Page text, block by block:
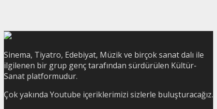
Sinema, Tiyatro, Edebiyat, Müzik ve birçok sanat dalı ile
ilgilenen bir grup genç tarafından sürdürülen Kültür-
Sanat platformudur.
Çok yakında Youtube içeriklerimizi sizlerle buluşturacağız.